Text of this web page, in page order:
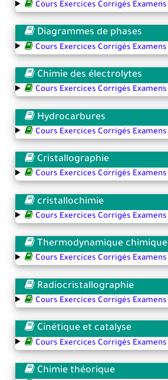
Cours Exercices Corrigés Examens
Diagrammes de phases
Cours Exercices Corrigés Examens
Chimie des électrolytes
Cours Exercices Corrigés Examens
Hydrocarbures
Cours Exercices Corrigés Examens
Cristallographie
Cours Exercices Corrigés Examens
cristallochimie
Cours Exercices Corrigés Examens
Thermodynamique chimique
Cours Exercices Corrigés Examens
Radiocristallographie
Cours Exercices Corrigés Examens
Cinétique et catalyse
Cours Exercices Corrigés Examens
Chimie théorique